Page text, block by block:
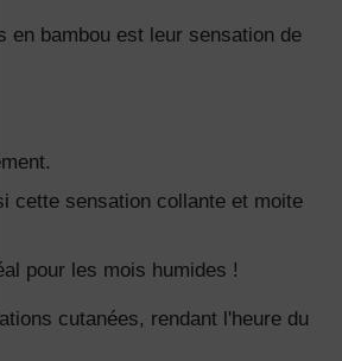
en bambou est leur sensation de
cette sensation collante et moite
pour les mois humides !
cutanées, rendant l'heure du
de